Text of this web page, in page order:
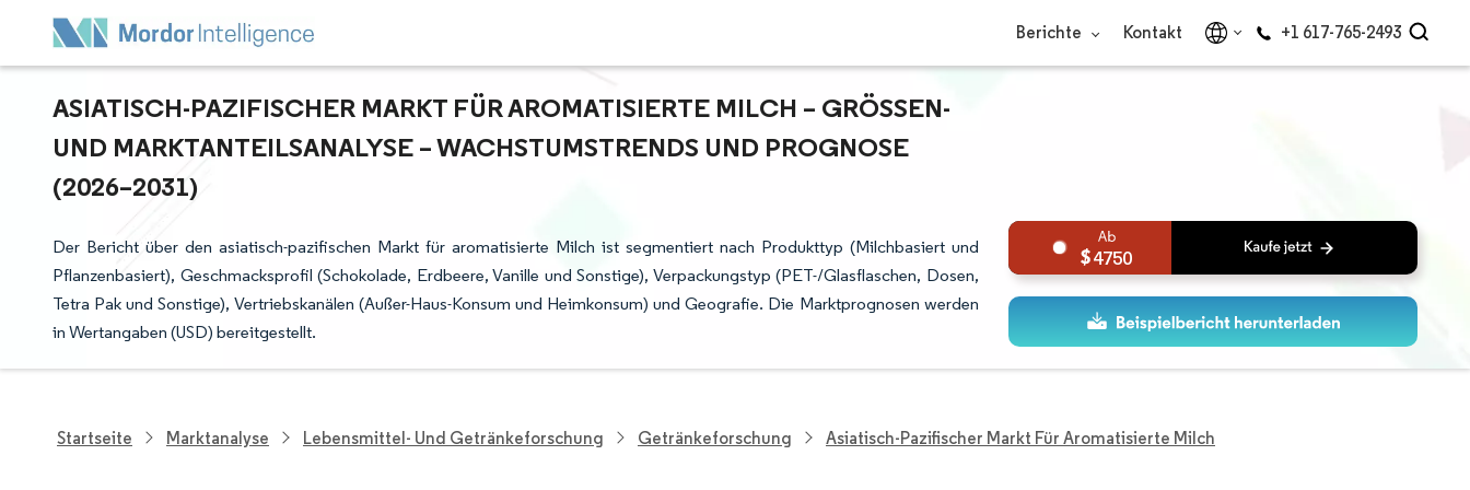
Berichte Kontakt +1 617-765-2493
ASIATISCH-PAZIFISCHER MARKT FÜR AROMATISIERTE MILCH – GRÖSSEN- U
ND MARKTANTEILSANALYSE – WACHSTUMSTRENDS UND PROGNOSE (
2026–2031)
Der Bericht über den asiatisch-pazifischen Markt für aromatisierte Milch ist segmentiert nach Produkttyp (Milchbasiert und
Pflanzenbasiert), Geschmacksprofil (Schokolade, Erdbeere, Vanille und Sonstige), Verpackungstyp (PET-/Glasflaschen, Dosen,
Tetra Pak und Sonstige), Vertriebskanälen (Außer-Haus-Konsum und Heimkonsum) und Geografie. Die Marktprognosen werden
in Wertangaben (USD) bereitgestellt.
4750
Startseite Marktanalyse Lebensmittel- Und Getränkeforschung Getränkeforschung Asiatisch-Pazifischer Markt Für Aromatisierte Milch